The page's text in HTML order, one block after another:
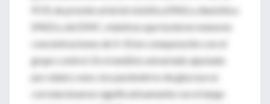
PCR, de presión arterial sistólica (PAS) y diastólica
(PAD) y de EIMC, mientras que tuvieron menores
concentraciones de Il-10 en comparación con el
grupo control. En el análisis univariado ajustado
por edad y sexo, los parámetros de glucosa se
correlacionaron significativamente con el largo